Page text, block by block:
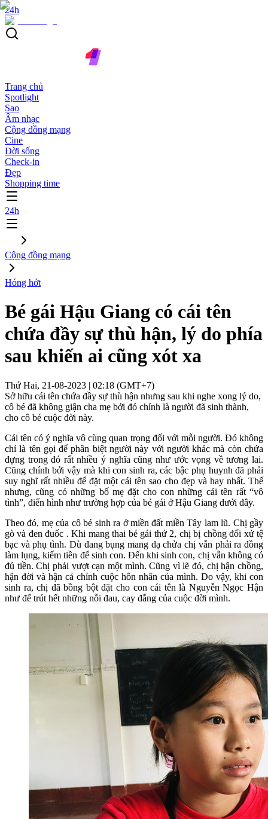
24h
Trang chủ
Spotlight
Sao
Âm nhạc
Cộng đồng mạng
Cine
Đời sống
Check-in
Đẹp
Shopping time
24h
Cộng đồng mạng
Hóng hớt
Bé gái Hậu Giang có cái tên
chứa đầy sự thù hận, lý do phía
sau khiến ai cũng xót xa
Thứ Hai, 21-08-2023 | 02:18 (GMT+7)
Sở hữu cái tên chứa đầy sự thù hận nhưng sau khi nghe xong lý do,
cô bé đã không giận cha mẹ bởi đó chính là người đã sinh thành,
cho cô bé cuộc đời này.
Cái tên có ý nghĩa vô cùng quan trọng đối với mỗi người. Đó không
chỉ là tên gọi để phân biệt người này với người khác mà còn chứa
đựng trong đó rất nhiều ý nghĩa cũng như ước vọng về tương lai.
Cũng chính bởi vậy mà khi con sinh ra, các bậc phụ huynh đã phải
suy nghĩ rất nhiều để đặt một cái tên sao cho đẹp và hay nhất. Thế
nhưng, cũng có những bố mẹ đặt cho con những cái tên rất “vô
tình”, điển hình như trường hợp của bé gái ở Hậu Giang dưới đây.
Theo đó, mẹ của cô bé sinh ra ở miền đất miền Tây lam lũ. Chị gầy
gò và đen đuốc . Khi mang thai bé gái thứ 2, chị bị chồng đối xử tệ
bạc và phụ tình. Dù đang bụng mang dạ chửa chị vẫn phải ra đồng
làm lụng, kiếm tiền để sinh con. Đến khi sinh con, chị vẫn không có
đủ tiền. Chị phải vượt cạn một mình. Cũng vì lẽ đó, chị hận chồng,
hận đời và hận cả chính cuộc hôn nhân của mình. Do vậy, khi con
sinh ra, chị đã bồng bột đặt cho con cái tên là Nguyễn Ngọc Hận
như để trút hết những nỗi đau, cay đắng của cuộc đời mình.